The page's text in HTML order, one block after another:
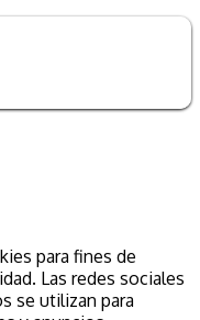
para fines de
Las redes sociales
se utilizan para